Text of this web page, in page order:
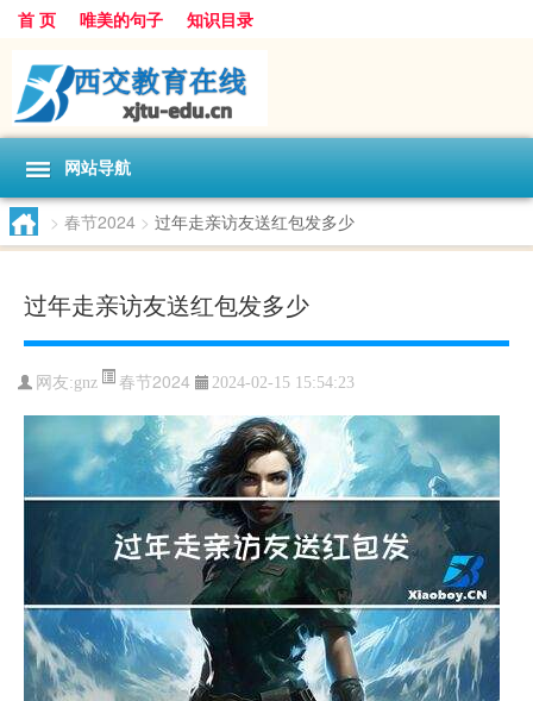
首 页 唯美的句子 知识目录
网站导航
> 春节2024 > 过年走亲访友送红包发多少
过年走亲访友送红包发多少
网友:gnz 春节2024 2024-02-15 15:54:23